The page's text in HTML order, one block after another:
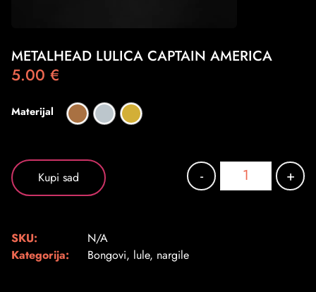
METALHEAD LULICA CAPTAIN AMERICA
5.00 €
Materijal
- +
Kupi sad
SKU:
N/A
Kategorija:
Bongovi, lule, nargile